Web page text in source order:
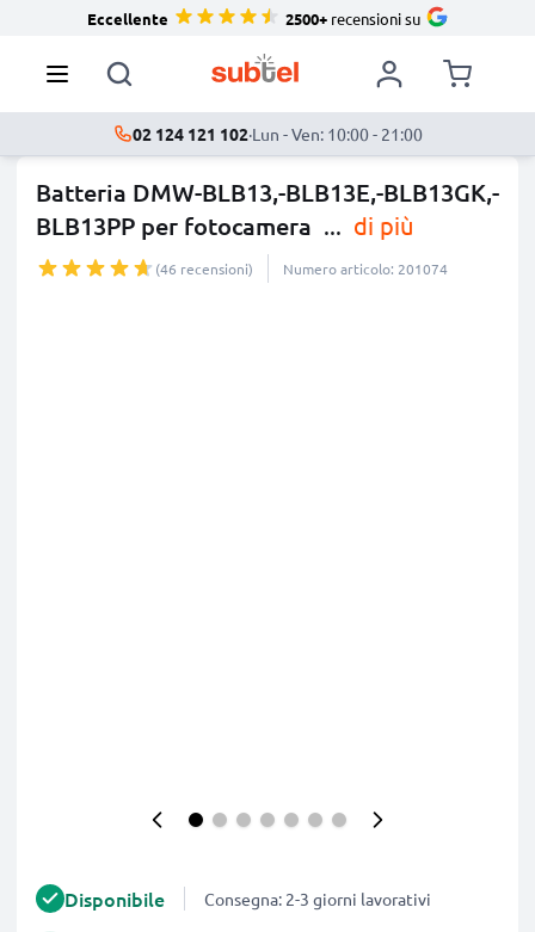
Eccellente 2500+recensioni su
02 124 121 102·Lun - Ven: 10:00 - 21:00
Batteria DMW-BLB13,-BLB13E,-BLB13GK,-
BLB13PP per fotocamera ... di più
(46 recensioni) Numero articolo: 201074
Disponibile Consegna: 2-3 giorni lavorativi